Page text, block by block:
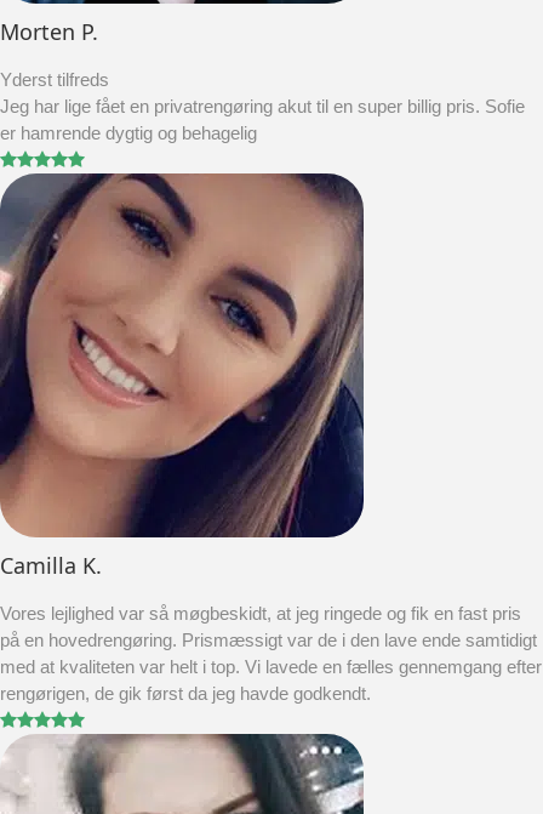
Morten P.
Yderst tilfreds
Jeg har lige fået en privatrengøring akut til en super billig pris. Sofie
er hamrende dygtig og behagelig
Camilla K.
Vores lejlighed var så møgbeskidt, at jeg ringede og fik en fast pris
på en hovedrengøring. Prismæssigt var de i den lave ende samtidigt
med at kvaliteten var helt i top. Vi lavede en fælles gennemgang efter
rengørigen, de gik først da jeg havde godkendt.